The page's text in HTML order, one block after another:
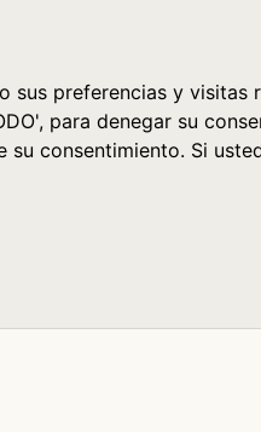
preferencias y visitas
para denegar su
consentimiento. Si